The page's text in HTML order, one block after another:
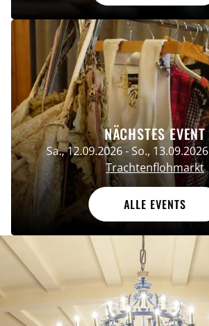
NÄCHSTES EVENT
Sa., 12.09.2026-So., 13.09.2026
Trachtenflohmarkt
ALLE EVENTS